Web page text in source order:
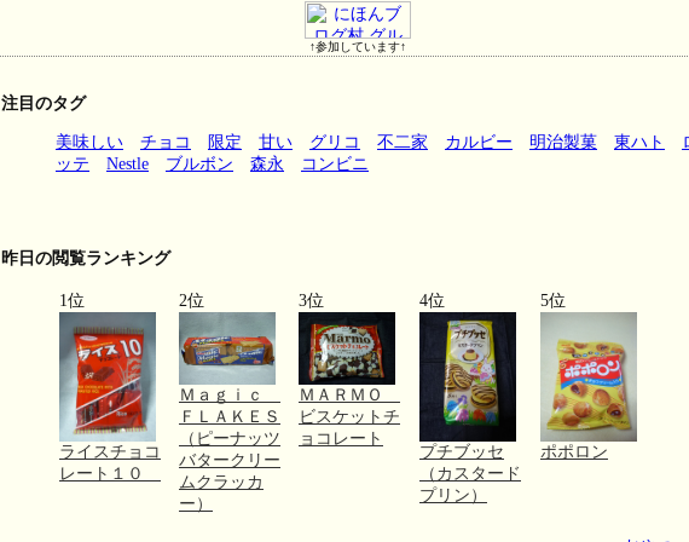
↑参加しています↑
注目のタグ
美味しい チョコ 限定 甘い グリコ 不二家 カルビー 明治製菓 東ハト
ッテ
Nestle ブルボン 森永 コンビニ
昨日の閲覧ランキング
1位
ライスチョコ
レート１０
2位
Ｍａｇｉｃ
ＦＬＡＫＥＳ
（ピーナッツ
バタークリー
ムクラッカ
ー）
3位
ＭＡＲＭＯ
ビスケットチ
ョコレート
4位
プチブッセ
（カスタード
プリン）
5位
ポポロン